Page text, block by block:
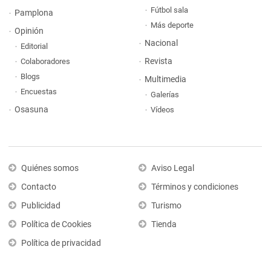
Pamplona
Opinión
Editorial
Colaboradores
Blogs
Encuestas
Osasuna
Fútbol sala
Más deporte
Nacional
Revista
Multimedia
Galerías
Vídeos
Quiénes somos
Contacto
Publicidad
Política de Cookies
Política de privacidad
Aviso Legal
Términos y condiciones
Turismo
Tienda